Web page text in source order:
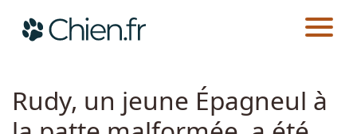
CHIEN.FR ACTUALITÉS
Rudy, un jeune Épagneul à